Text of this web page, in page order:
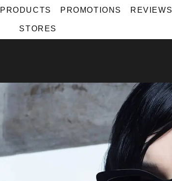
PRODUCTS PROMOTIONS REVIEWS
STORES